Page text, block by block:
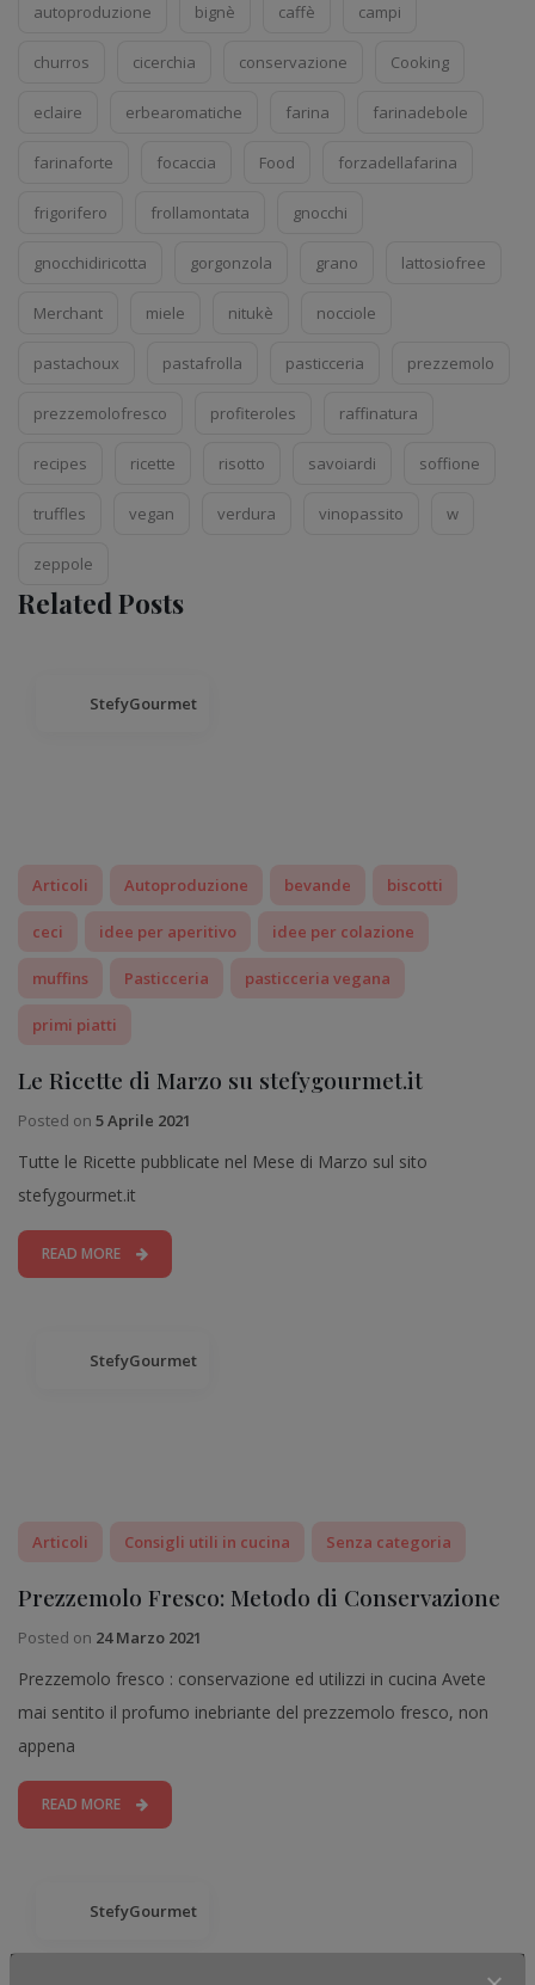
autoproduzione bignè caffè campi
churros cicerchia conservazione Cooking
eclaire erbearomatiche farina farinadebole
farinaforte focaccia Food forzadellafarina
frigorifero frollamontata gnocchi
gnocchidiricotta gorgonzola grano lattosiofree
Merchant miele nitukè nocciole
pastachoux pastafrolla pasticceria prezzemolo
prezzemolofresco profiteroles raffinatura
recipes ricette risotto savoiardi soffione
truffles vegan verdura vinopassito w
zeppole
Related Posts
StefyGourmet
Articoli Autoproduzione bevande biscotti
ceci idee per aperitivo idee per colazione
muffins Pasticceria pasticceria vegana
primi piatti
Le Ricette di Marzo su stefygourmet.it
Posted on 5 Aprile 2021
Tutte le Ricette pubblicate nel Mese di Marzo sul sito
stefygourmet.it
READ MORE
StefyGourmet
Articoli Consigli utili in cucina Senza categoria
Prezzemolo Fresco: Metodo di Conservazione
Posted on 24 Marzo 2021
Prezzemolo fresco : conservazione ed utilizzi in cucina Avete
mai sentito il profumo inebriante del prezzemolo fresco, non
appena
READ MORE
StefyGourmet